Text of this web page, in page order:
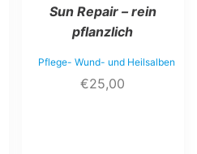
Sun Repair – rein
pflanzlich
Pflege- Wund- und Heilsalben
€25,00